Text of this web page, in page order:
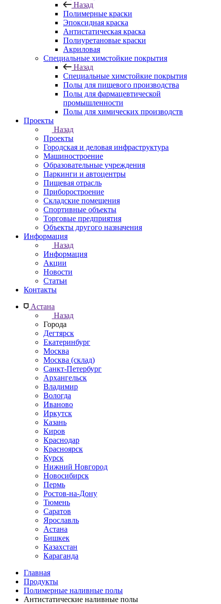
Назад
Полимерные краски
Эпоксидная краска
Антистатическая краска
Полиуретановые краски
Акриловая
Специальные химстойкие покрытия
Назад
Специальные химстойкие покрытия
Полы для пищевого производства
Полы для фармацевтической
промышленности
Полы для химических производств
Проекты
Назад
Проекты
Городская и деловая инфраструктура
Машиностроение
Образовательные учреждения
Паркинги и автоцентры
Пищевая отрасль
Приборостроение
Складские помещения
Спортивные объекты
Торговые предприятия
Объекты другого назначения
Информация
Назад
Информация
Акции
Новости
Статьи
Контакты
Астана
Назад
Города
Дегтярск
Екатеринбург
Москва
Москва (склад)
Санкт-Петербург
Архангельск
Владимир
Вологда
Иваново
Иркутск
Казань
Киров
Краснодар
Красноярск
Курск
Нижний Новгород
Новосибирск
Пермь
Ростов-на-Дону
Тюмень
Саратов
Ярославль
Астана
Бишкек
Казахстан
Караганда
Главная
Продукты
Полимерные наливные полы
Антистатические наливные полы